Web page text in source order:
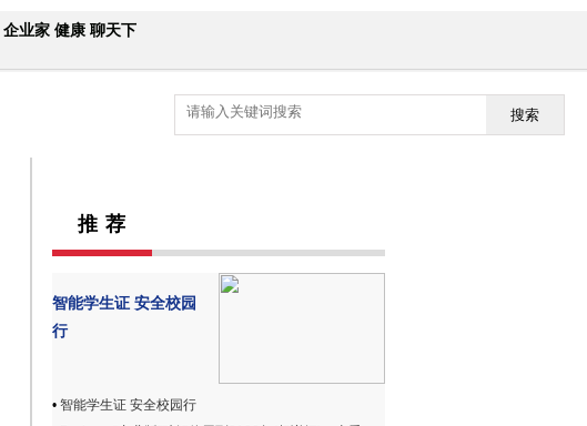
企业家 健康 聊天下
搜索
推 荐
智能学生证 安全校园
行
• 智能学生证 安全校园行